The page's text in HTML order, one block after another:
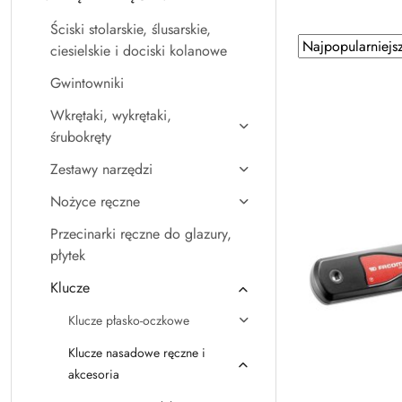
Ściski stolarskie, ślusarskie,
ciesielskie i dociski kolanowe
Gwintowniki
Wkrętaki, wykrętaki,
śrubokręty
Zestawy narzędzi
Nożyce ręczne
Przecinarki ręczne do glazury,
płytek
Klucze
Klucze płasko-oczkowe
Klucze nasadowe ręczne i
akcesoria
Zastosowano
sortowanie:
Sortuj
według